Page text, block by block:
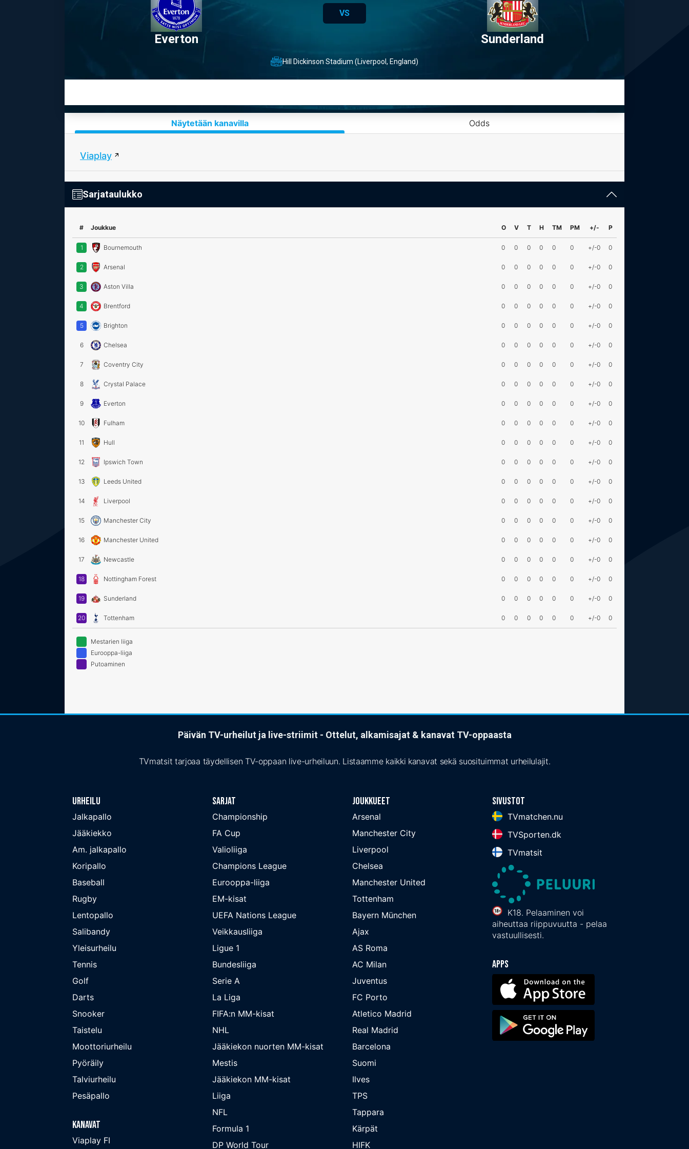
Everton
VS
Sunderland
Hill Dickinson Stadium (Liverpool, England)
Näytetään kanavilla Odds
Viaplay
Sarjataulukko
# Joukkue O V T H TM PM +/- P
1 Bournemouth 0 0 0 0 0 0 +/-0 0
2 Arsenal 0 0 0 0 0 0 +/-0 0
3 Aston Villa 0 0 0 0 0 0 +/-0 0
4 Brentford 0 0 0 0 0 0 +/-0 0
5 Brighton 0 0 0 0 0 0 +/-0 0
6 Chelsea 0 0 0 0 0 0 +/-0 0
7 Coventry City 0 0 0 0 0 0 +/-0 0
8 Crystal Palace 0 0 0 0 0 0 +/-0 0
9 Everton 0 0 0 0 0 0 +/-0 0
10 Fulham 0 0 0 0 0 0 +/-0 0
11 Hull 0 0 0 0 0 0 +/-0 0
12 Ipswich Town 0 0 0 0 0 0 +/-0 0
13 Leeds United 0 0 0 0 0 0 +/-0 0
14 Liverpool 0 0 0 0 0 0 +/-0 0
15 Manchester City 0 0 0 0 0 0 +/-0 0
16 Manchester United 0 0 0 0 0 0 +/-0 0
17 Newcastle 0 0 0 0 0 0 +/-0 0
18 Nottingham Forest 0 0 0 0 0 0 +/-0 0
19 Sunderland 0 0 0 0 0 0 +/-0 0
20 Tottenham 0 0 0 0 0 0 +/-0 0
Mestarien liiga
Eurooppa-liiga
Putoaminen
Päivän TV-urheilut ja live-striimit - Ottelut, alkamisajat & kanavat TV-oppaasta
TVmatsit tarjoaa täydellisen TV-oppaan live-urheiluun. Listaamme kaikki kanavat sekä suosituimmat urheilulajit.
Urheilu
Jalkapallo
Jääkiekko
Am. jalkapallo
Koripallo
Baseball
Rugby
Lentopallo
Salibandy
Yleisurheilu
Tennis
Golf
Darts
Snooker
Taistelu
Moottoriurheilu
Pyöräily
Talviurheilu
Pesäpallo
Kanavat
Viaplay FI
Sarjat
Championship
FA Cup
Valioliiga
Champions League
Eurooppa-liiga
EM-kisat
UEFA Nations League
Veikkausliiga
Ligue 1
Bundesliiga
Serie A
La Liga
FIFA:n MM-kisat
NHL
Jääkiekon nuorten MM-kisat
Mestis
Jääkiekon MM-kisat
Liiga
NFL
Formula 1
DP World Tour
Joukkueet
Arsenal
Manchester City
Liverpool
Chelsea
Manchester United
Tottenham
Bayern München
Ajax
AS Roma
AC Milan
Juventus
FC Porto
Atletico Madrid
Real Madrid
Barcelona
Suomi
Ilves
TPS
Tappara
Kärpät
HIFK
Sivustot
TVmatchen.nu
TVSporten.dk
TVmatsit
K18. Pelaaminen voi
aiheuttaa riippuvuutta - pelaa
vastuullisesti.
Apps